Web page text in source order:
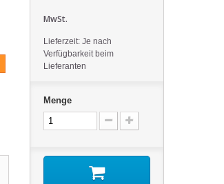
MwSt.
Lieferzeit: Je nach
Verfügbarkeit beim
Lieferanten
Menge